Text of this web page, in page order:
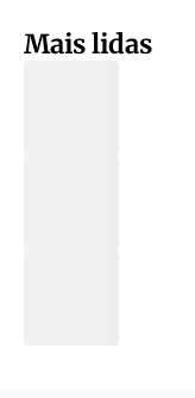
Mais lidas